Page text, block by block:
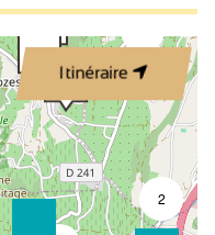
Itinéraire
2